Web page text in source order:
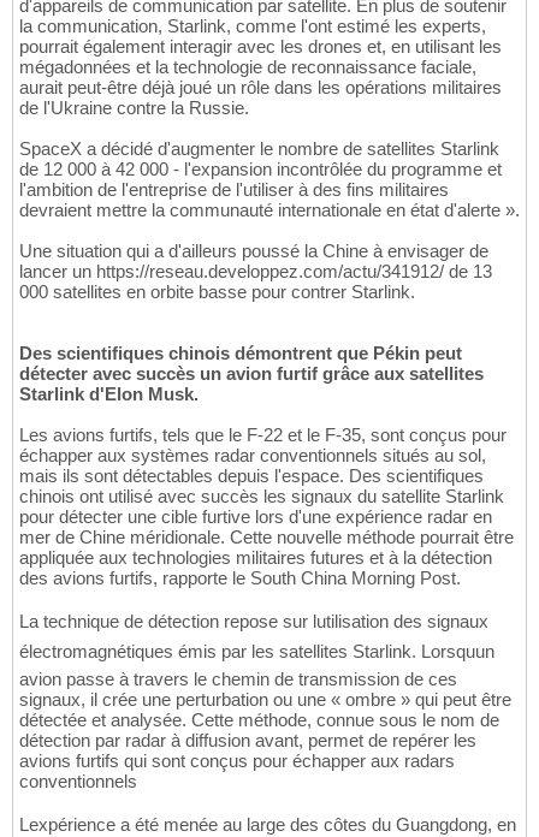
d'appareils de communication par satellite. En plus de soutenir
la communication, Starlink, comme l'ont estimé les experts,
pourrait également interagir avec les drones et, en utilisant les
mégadonnées et la technologie de reconnaissance faciale,
aurait peut-être déjà joué un rôle dans les opérations militaires
de l'Ukraine contre la Russie.
SpaceX a décidé d'augmenter le nombre de satellites Starlink
de 12 000 à 42 000 - l'expansion incontrôlée du programme et
l'ambition de l'entreprise de l'utiliser à des fins militaires
devraient mettre la communauté internationale en état d'alerte ».
Une situation qui a d'ailleurs poussé la Chine à envisager de
lancer un https://reseau.developpez.com/actu/341912/ de 13
000 satellites en orbite basse pour contrer Starlink.
Des scientifiques chinois démontrent que Pékin peut
détecter avec succès un avion furtif grâce aux satellites
Starlink d'Elon Musk.
Les avions furtifs, tels que le F-22 et le F-35, sont conçus pour
échapper aux systèmes radar conventionnels situés au sol,
mais ils sont détectables depuis l'espace. Des scientifiques
chinois ont utilisé avec succès les signaux du satellite Starlink
pour détecter une cible furtive lors d'une expérience radar en
mer de Chine méridionale. Cette nouvelle méthode pourrait être
appliquée aux technologies militaires futures et à la détection
des avions furtifs, rapporte le South China Morning Post.
La technique de détection repose sur lutilisation des signaux
électromagnétiques émis par les satellites Starlink. Lorsquun
avion passe à travers le chemin de transmission de ces
signaux, il crée une perturbation ou une « ombre » qui peut être
détectée et analysée. Cette méthode, connue sous le nom de
détection par radar à diffusion avant, permet de repérer les
avions furtifs qui sont conçus pour échapper aux radars
conventionnels
Lexpérience a été menée au large des côtes du Guangdong, en